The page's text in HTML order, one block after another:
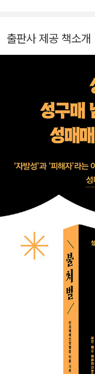
현행법이 어떻게 성산
지를 절감하고 있다.
와 연구자 들이 함께
기로 성매매 여성을
만나기를 희망한다.
출판사 제공 책소개